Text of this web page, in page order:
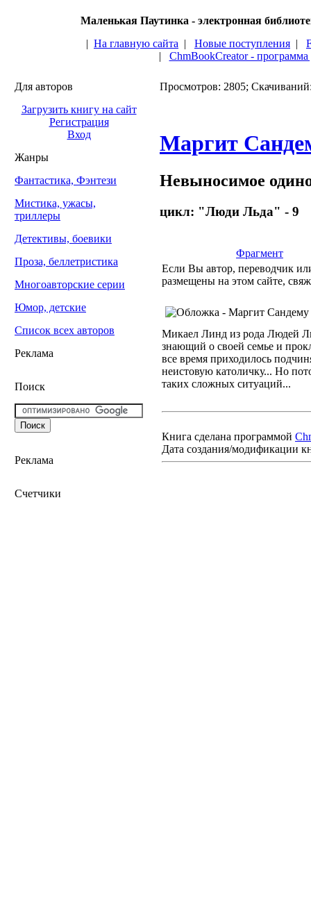
Маленькая Паутинка - электронная
| На главную сайта | Новые поступления |
| ChmBookCreator -
Для авторов
Загрузить книгу на сайт
Регистрация
Вход
Жанры
Фантастика, Фэнтези
Мистика, ужасы,
триллеры
Детективы, боевики
Проза, беллетристика
Многоавторские серии
Юмор, детские
Список всех авторов
Реклама
Поиск
Реклама
Счетчики
Просмотров: 2805;
Маргит
Невыносимое
цикл: "Люди Льда" - 9
Фрагмент
Если Вы автор, переводчик
размещены на этом сайте,
Микаел Линд из рода Людей
знающий о своей семье и
все время приходилось
неистовую католичку... Но
таких сложных ситуаций...
Книга сделана программой
Дата создания/модификации